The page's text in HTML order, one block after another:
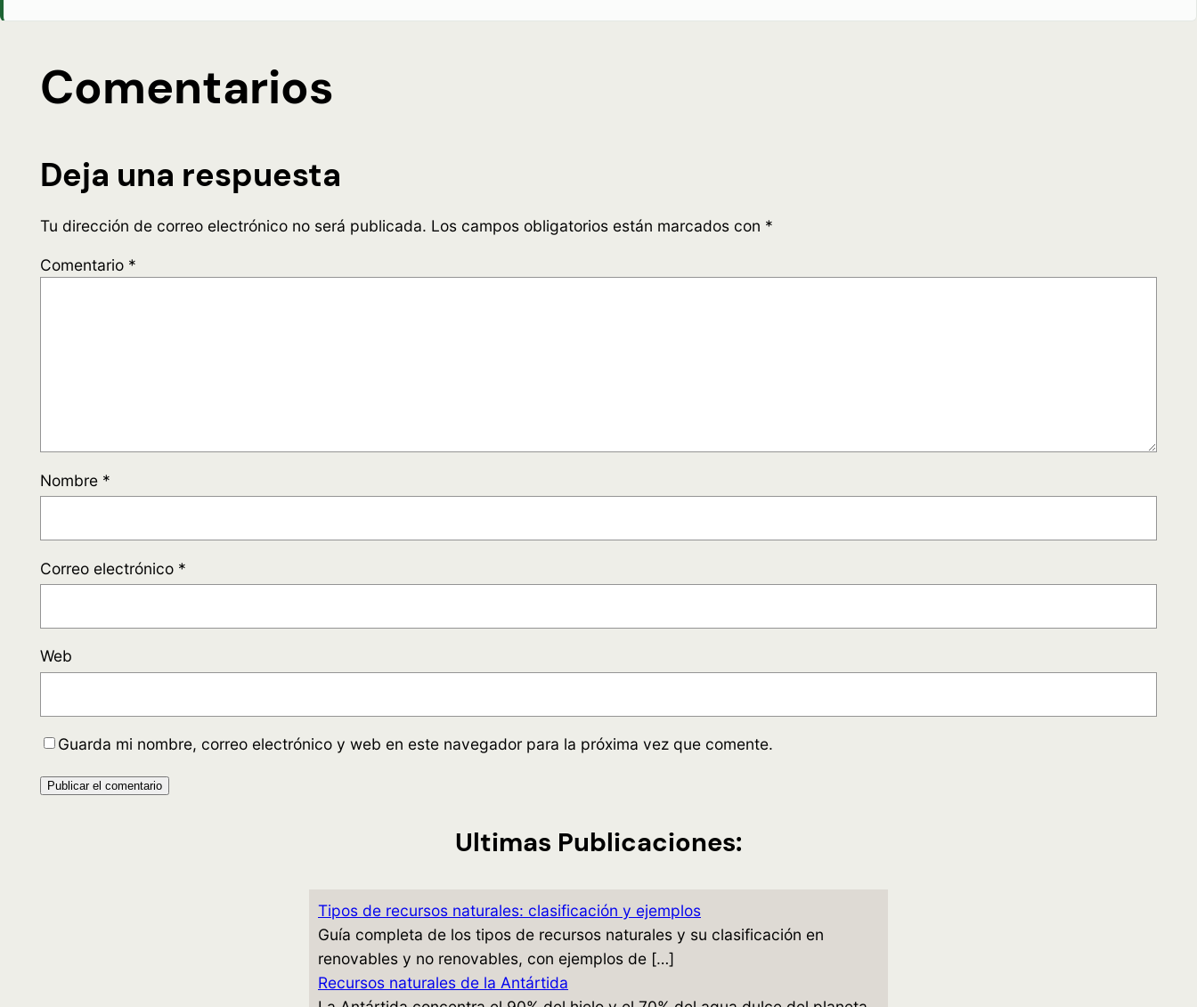
Comentarios
Deja una respuesta
Tu dirección de correo electrónico no será publicada. Los campos obligatorios están marcados con *
Comentario *
Nombre *
Correo electrónico *
Web
Guarda mi nombre, correo electrónico y web en este navegador para la próxima vez que comente.
Ultimas Publicaciones:
Tipos de recursos naturales: clasificación y ejemplos
Guía completa de los tipos de recursos naturales y su clasificación en
renovables y no renovables, con ejemplos de […]
Recursos naturales de la Antártida